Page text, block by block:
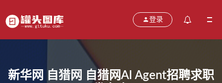
登录
新华网 自猎网 自猎网AI Agent招聘求职